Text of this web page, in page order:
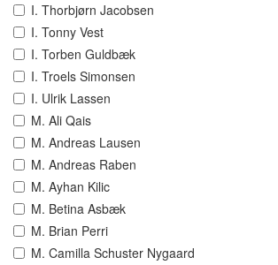
I. Thorbjørn Jacobsen
I. Tonny Vest
I. Torben Guldbæk
I. Troels Simonsen
I. Ulrik Lassen
M. Ali Qais
M. Andreas Lausen
M. Andreas Raben
M. Ayhan Kilic
M. Betina Asbæk
M. Brian Perri
M. Camilla Schuster Nygaard